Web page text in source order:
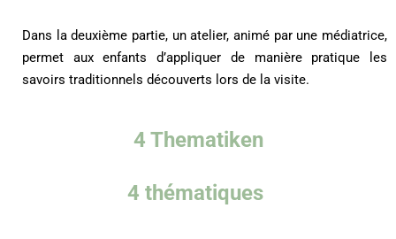
Dans la deuxième partie, un atelier, animé par une médiatrice,
permet aux enfants d’appliquer de manière pratique les
savoirs traditionnels découverts lors de la visite.
4 Thematiken
4 thématiques